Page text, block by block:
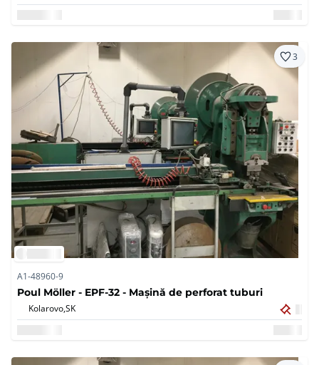
3
A1-48960-9
Poul Möller - EPF-32 - Mașină de perforat tuburi
Kolarovo,SK